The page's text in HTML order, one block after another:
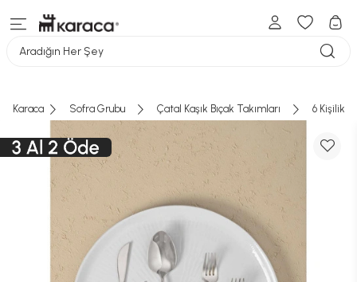
Aradığın Her Şey
Karaca Sofra Grubu Çatal Kaşık Bıçak Takımları 6 Kişilik